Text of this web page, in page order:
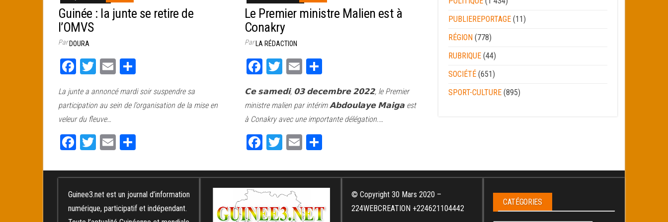
Guinée : la junte se retire de
l’OMVS
ParDOURA
Fa
bo
ok
T
tt
er
E
ail ag
er
La junte a annoncé mardi soir suspendre sa
participation au sein de l’organisation de la mise en
veleur du fleuve…
Fa
bo
ok
T
tt
er
E
ail ag
er
Le Premier ministre Malien est à
Conakry
ParLA RÉDACTION
Fa
bo
ok
T
tt
er
E
ail ag
er
𝗖𝗲 𝘀𝗮𝗺𝗲𝗱𝗶, 𝟬𝟯 𝗱𝗲𝗰𝗲𝗺𝗯𝗿𝗲 𝟮𝟬𝟮𝟮, le Premier
ministre malien par intérim 𝗔𝗯𝗱𝗼𝘂𝗹𝗮𝘆𝗲 𝗠𝗮𝗶𝗴𝗮 est
à Conakry avec une importante délégation.…
Fa
bo
ok
T
tt
er
E
ail ag
er
PUBLIEREPORTAGE (11)
RÉGION (778)
RUBRIQUE (44)
SOCIÉTÉ (651)
SPORT-CULTURE (895)
Guinee3.net est un journal d’information
numérique, participatif et indépendant.
© Copyright 30 Mars 2020 –
224WEBCREATION +224621104442
CATÉGORIES